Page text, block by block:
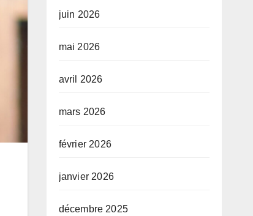
juin 2026
mai 2026
avril 2026
mars 2026
février 2026
janvier 2026
décembre 2025